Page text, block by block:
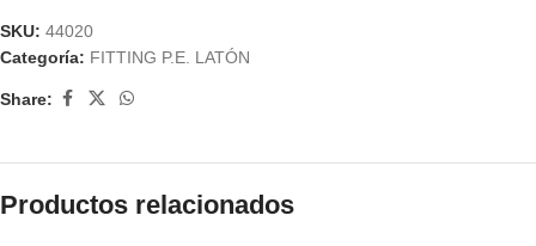
SKU: 44020
Categoría: FITTING P.E. LATÓN
Share:
Productos relacionados